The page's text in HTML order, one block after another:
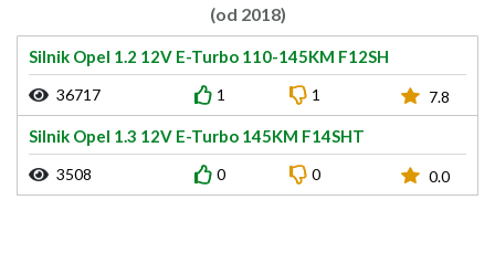
(od 2018)
Silnik Opel 1.2 12V E-Turbo 110-145KM F12SH
36717 1 1 7.8
Silnik Opel 1.3 12V E-Turbo 145KM F14SHT
3508 0 0 0.0